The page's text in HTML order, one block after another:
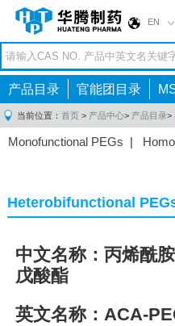
EN
产品目录 官能团目录
当前位置： 首页 > 产品中心> 产品目录>
Monofunctional PEGs |
Heterobifunctional
中文名称：丙烯酰
戊酸酯
英文名称：ACA-